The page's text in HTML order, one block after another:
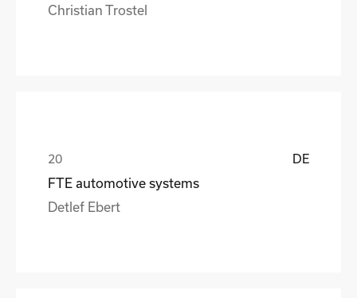
Christian Trostel
DE
FTE automotive systems
Detlef Ebert